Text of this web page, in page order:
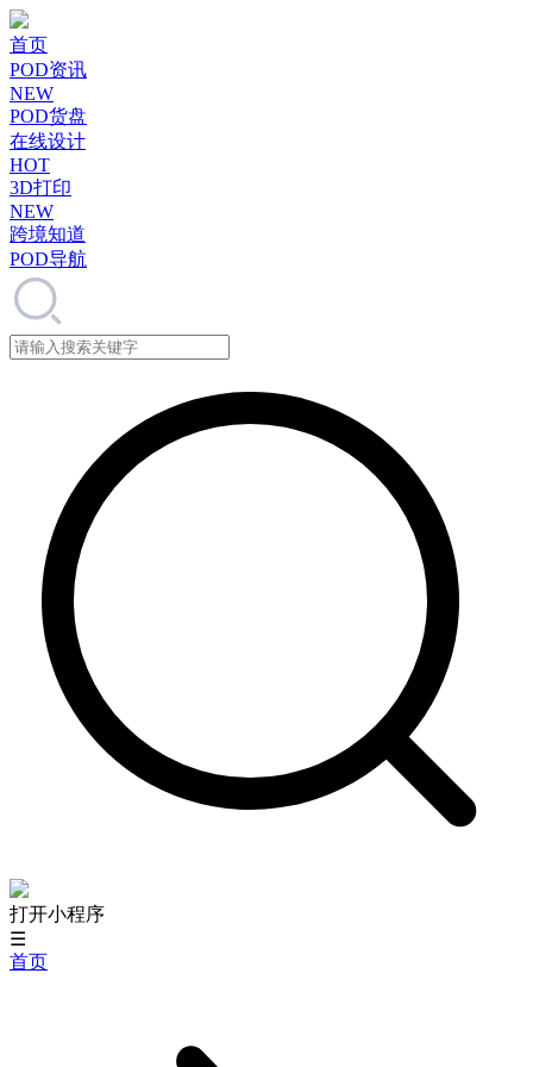
首页
POD资讯
NEW
POD货盘
在线设计
HOT
3D打印
NEW
跨境知道
POD导航
打开小程序
☰
首页